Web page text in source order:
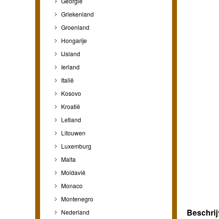
Griekenland
Groenland
Hongarije
IJsland
Ierland
Italië
Kosovo
Kroatië
Letland
Litouwen
Luxemburg
Malta
Moldavië
Monaco
Montenegro
Nederland